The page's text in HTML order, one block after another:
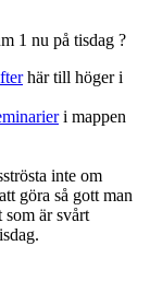
1 nu på tisdag ?
här till höger i
i mappen
inte om
göra så gott man
är svårt